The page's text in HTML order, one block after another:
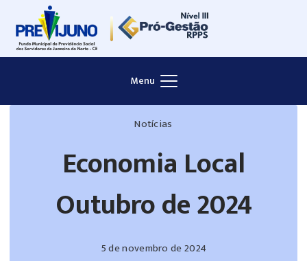
Menu
Notícias
Economia Local
Outubro de 2024
5 de novembro de 2024